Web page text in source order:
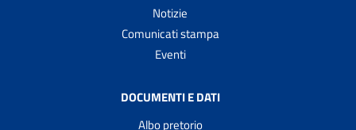
Notizie
Comunicati stampa
Eventi
DOCUMENTI E DATI
Albo pretorio